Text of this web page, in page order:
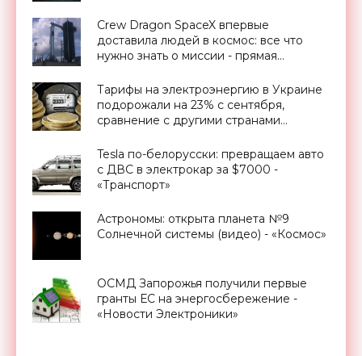
Crew Dragon SpaceX впервые
доставила людей в космос: все что
нужно знать о миссии - прямая
Тарифы на электроэнергию в Украине
подорожали на 23% с сентября,
сравнение с другими странами
Tesla по-белорусски: превращаем авто
с ДВС в электрокар за $7000 -
«Транспорт»
Астрономы: открыта планета №9
Солнечной системы (видео) - «Космос»
ОСМД Запорожья получили первые
гранты ЕС на энергосбережение -
«Новости Электроники»